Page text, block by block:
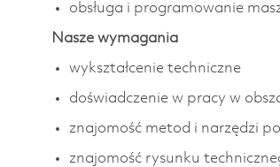
obsługa i programowanie
Nasze wymagania
wykształcenie techniczne
doświadczenie w pracy w
znajomość metod i narzędzi
znajomość rysunku